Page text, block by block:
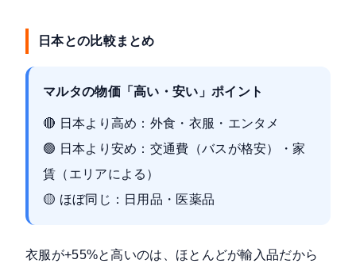
日本との比較まとめ
マルタの物価「高い・安い」ポイント
🔴 日本より高め：外食・衣服・エンタメ
🟢 日本より安め：交通費（バスが格安）・家
賃（エリアによる）
🟡 ほぼ同じ：日用品・医薬品
衣服が+55%と高いのは、ほとんどが輸入品だから